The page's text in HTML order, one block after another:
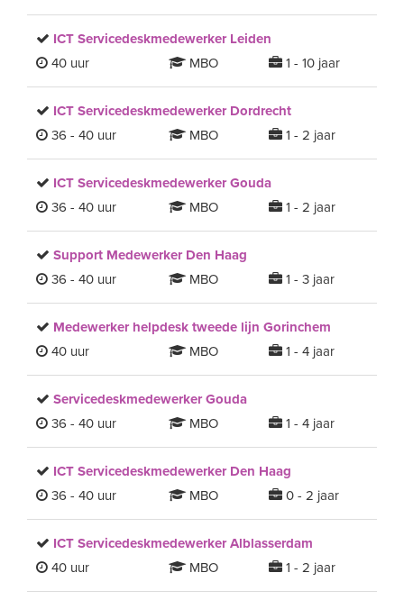
ICT Servicedeskmedewerker Leiden
40 uur
MBO 1 - 10 jaar
ICT Servicedeskmedewerker Dordrecht
36 - 40 uur
MBO 1 - 2 jaar
ICT Servicedeskmedewerker Gouda
36 - 40 uur
MBO 1 - 2 jaar
Support Medewerker Den Haag
36 - 40 uur
MBO 1 - 3 jaar
Medewerker helpdesk tweede lijn Gorinchem
40 uur
MBO 1 - 4 jaar
Servicedeskmedewerker Gouda
36 - 40 uur
MBO 1 - 4 jaar
ICT Servicedeskmedewerker Den Haag
36 - 40 uur
MBO 0 - 2 jaar
ICT Servicedeskmedewerker Alblasserdam
40 uur
MBO 1 - 2 jaar